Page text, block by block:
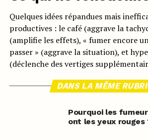
Quelques idées répandues mais
productives : le café (aggrave la
(amplifie les effets), « fumer encore
passer » (aggrave la situation), et
(déclenche des vertiges
DANS LA MÊME
Pourquoi les
ont les yeux rouges